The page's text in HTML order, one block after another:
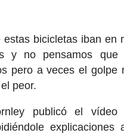
estas bicicletas iban en
y no pensamos que
pero a veces el golpe
peor.
publicó el
explicaciones